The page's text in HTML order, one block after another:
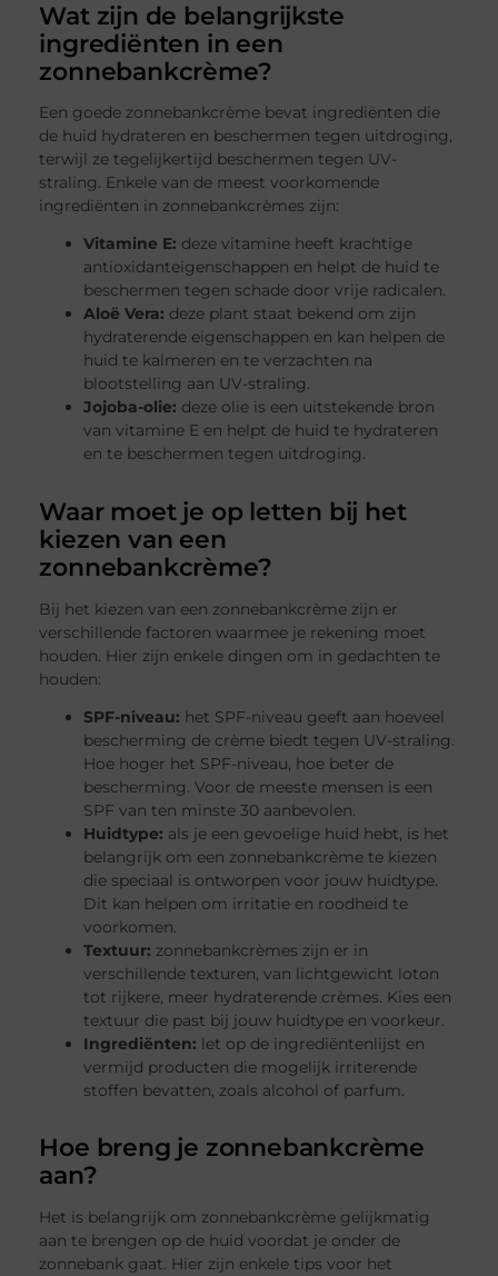
Wat zijn de belangrijkste
ingrediënten in een
zonnebankcrème?
Een goede zonnebankcrème bevat ingrediënten die
de huid hydrateren en beschermen tegen uitdroging,
terwijl ze tegelijkertijd beschermen tegen UV-
straling. Enkele van de meest voorkomende
ingrediënten in zonnebankcrèmes zijn:
Vitamine E: deze vitamine heeft krachtige
antioxidanteigenschappen en helpt de huid te
beschermen tegen schade door vrije radicalen.
Aloë Vera: deze plant staat bekend om zijn
hydraterende eigenschappen en kan helpen de
huid te kalmeren en te verzachten na
blootstelling aan UV-straling.
Jojoba-olie: deze olie is een uitstekende bron
van vitamine E en helpt de huid te hydrateren
en te beschermen tegen uitdroging.
Waar moet je op letten bij het
kiezen van een
zonnebankcrème?
Bij het kiezen van een zonnebankcrème zijn er
verschillende factoren waarmee je rekening moet
houden. Hier zijn enkele dingen om in gedachten te
houden:
SPF-niveau: het SPF-niveau geeft aan hoeveel
bescherming de crème biedt tegen UV-straling.
Hoe hoger het SPF-niveau, hoe beter de
bescherming. Voor de meeste mensen is een
SPF van ten minste 30 aanbevolen.
Huidtype: als je een gevoelige huid hebt, is het
belangrijk om een zonnebankcrème te kiezen
die speciaal is ontworpen voor jouw huidtype.
Dit kan helpen om irritatie en roodheid te
voorkomen.
Textuur: zonnebankcrèmes zijn er in
verschillende texturen, van lichtgewicht loton
tot rijkere, meer hydraterende crèmes. Kies een
textuur die past bij jouw huidtype en voorkeur.
Ingrediënten: let op de ingrediëntenlijst en
vermijd producten die mogelijk irriterende
stoffen bevatten, zoals alcohol of parfum.
Hoe breng je zonnebankcrème
aan?
Het is belangrijk om zonnebankcrème gelijkmatig
aan te brengen op de huid voordat je onder de
zonnebank gaat. Hier zijn enkele tips voor het